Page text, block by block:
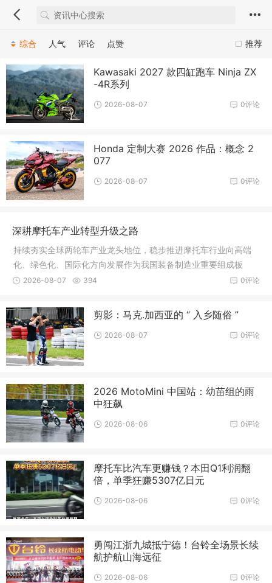
推荐
综合 人气 评论 点赞
Kawasaki 2027 款四缸跑车 Ninja ZX
-4R系列
0评论
2026-08-07
Honda 定制大赛 2026 作品：概念 2
077
0评论
2026-08-07
深耕摩托车产业转型升级之路
持续夯实全球两轮车产业龙头地位，稳步推进摩托车行业向高端
化、绿色化、国际化方向发展作为我国装备制造业重要组成板
块，中国摩
0评论
2026-08-07 394
剪影：马克.加西亚的 “ 入乡随俗 ”
0评论
2026-08-07
2026 MotoMini 中国站：幼苗组的雨
中狂飙
0评论
2026-08-06
摩托车比汽车更赚钱？本田Q1利润翻
倍，单季狂赚5307亿日元
0评论
2026-08-06
勇闯江浙九城抵宁德！台铃全场景长续
航护航山海远征
0评论
2026-08-06